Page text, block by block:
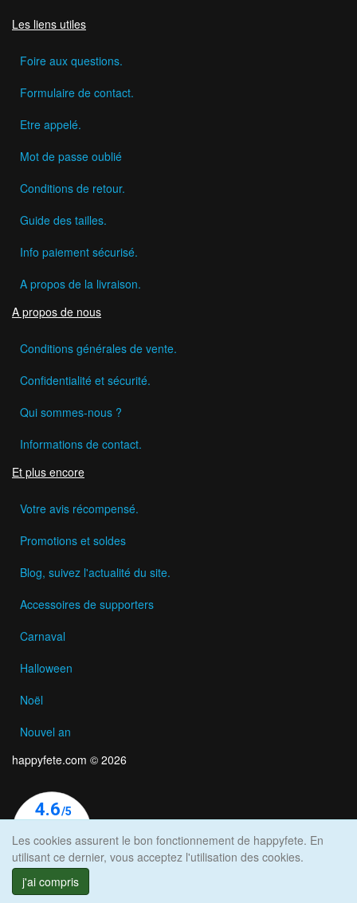
Les liens utiles
Foire aux questions.
Formulaire de contact.
Etre appelé.
Mot de passe oublié
Conditions de retour.
Guide des tailles.
Info paiement sécurisé.
A propos de la livraison.
A propos de nous
Conditions générales de vente.
Confidentialité et sécurité.
Qui sommes-nous ?
Informations de contact.
Et plus encore
Votre avis récompensé.
Promotions et soldes
Blog, suivez l'actualité du site.
Accessoires de supporters
Carnaval
Halloween
Noël
Nouvel an
happyfete.com © 2026
Les cookies assurent le bon fonctionnement de happyfete. En
utilisant ce dernier, vous acceptez l'utilisation des cookies.
j'ai compris